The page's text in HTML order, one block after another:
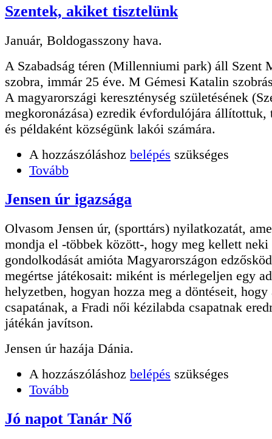
Szentek, akiket tisztelünk
Január, Boldogasszony hava.
A Szabadság téren (Millenniumi park) áll Szent
szobra, immár 25 éve. M Gémesi Katalin
A magyarországi kereszténység születésének
megkoronázása) ezredik évfordulójára állítottuk,
és példaként községünk lakói számára.
A hozzászóláshoz belépés szükséges
Tovább
Jensen úr igazsága
Olvasom Jensen úr, (sporttárs) nyilatkozatát,
mondja el -többek között-, hogy meg kellett
gondolkodását amióta Magyarországon
megértse játékosait: miként is mérlegeljen egy
helyzetben, hogyan hozza meg a döntéseit, hogy
csapatának, a Fradi női kézilabda csapatnak
játékán javítson.
Jensen úr hazája Dánia.
A hozzászóláshoz belépés szükséges
Tovább
Jó napot Tanár Nő